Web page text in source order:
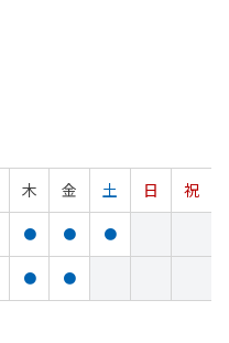
木 金 土 日
祝
● ● ●
● ●